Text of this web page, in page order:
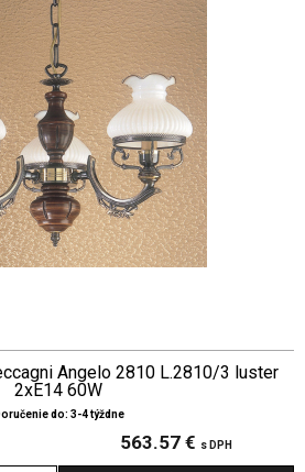
Angelo 2810 L.2810/3 luster
2xE14 60W
do: 3-4 týždne
563.57 € s DPH